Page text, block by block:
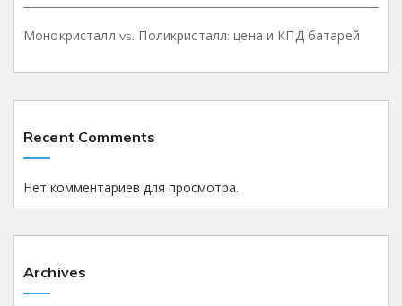
Монокристалл vs. Поликристалл: цена и КПД батарей
Recent Comments
Нет комментариев для просмотра.
Archives